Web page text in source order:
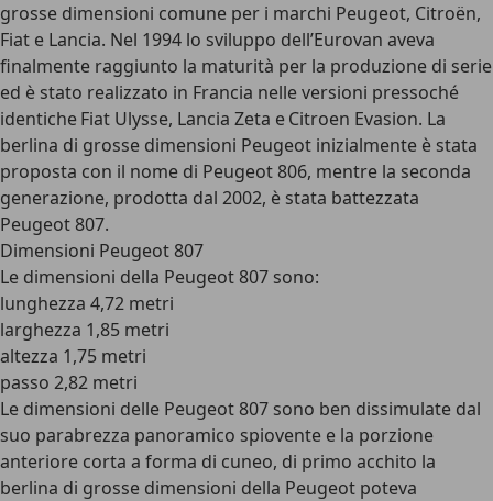
grosse dimensioni comune per i marchi Peugeot, Citroën,
Fiat e Lancia. Nel 1994 lo sviluppo dell’Eurovan aveva
finalmente raggiunto la maturità per la produzione di serie
ed è stato realizzato in Francia nelle versioni pressoché
identiche Fiat Ulysse, Lancia Zeta e Citroen Evasion. La
berlina di grosse dimensioni Peugeot inizialmente è stata
proposta con il nome di Peugeot 806, mentre la seconda
generazione, prodotta dal 2002, è stata battezzata
Peugeot 807.
Dimensioni Peugeot 807
Le dimensioni della Peugeot 807 sono:
lunghezza 4,72 metri
larghezza 1,85 metri
altezza 1,75 metri
passo 2,82 metri
Le dimensioni delle Peugeot 807 sono ben dissimulate dal
suo parabrezza panoramico spiovente e la porzione
anteriore corta a forma di cuneo, di primo acchito la
berlina di grosse dimensioni della Peugeot poteva